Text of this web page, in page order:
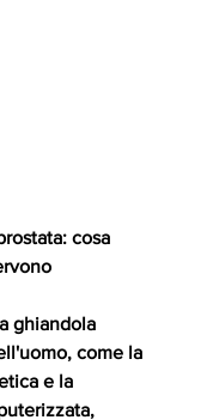
cosa
ghiandola
come la
e la